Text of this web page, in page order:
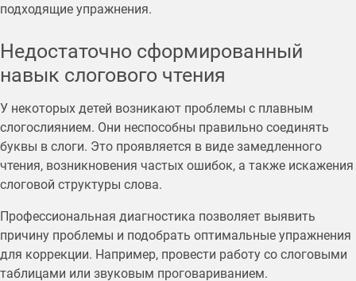
подходящие упражнения.
Недостаточно сформированный
навык слогового чтения
У некоторых детей возникают проблемы с плавным
слогослиянием. Они неспособны правильно соединять
буквы в слоги. Это проявляется в виде замедленного
чтения, возникновения частых ошибок, а также искажения
слоговой структуры слова.
Профессиональная диагностика позволяет выявить
причину проблемы и подобрать оптимальные упражнения
для коррекции. Например, провести работу со слоговыми
таблицами или звуковым проговариванием.